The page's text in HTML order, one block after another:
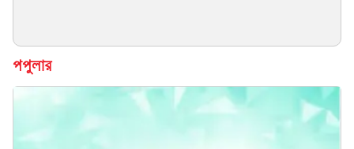
পপুলার